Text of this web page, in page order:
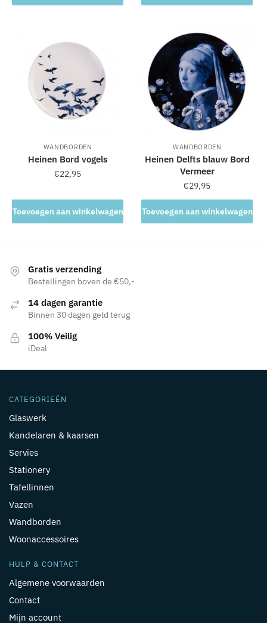
WANDBORDEN
Heinen Bord vogels
€22,95
Toevoegen aan winkelwagen
WANDBORDEN
Heinen Delfts blauw Bord
Vermeer
€29,95
Toevoegen aan winkelwagen
Gratis verzending
Bestellingen boven de €50,-
14 dagen garantie
Binnen 30 dagen geld terug
100% Veilig
iDeal
CATEGORIEËN
Glaswerk
Kandelaren & kaarsen
Servies
Stationery
Tafellinnen
Vazen
Wandborden
Woonaccessoires
HULP & CONTACT
Algemene voorwaarden
Contact
Mijn account